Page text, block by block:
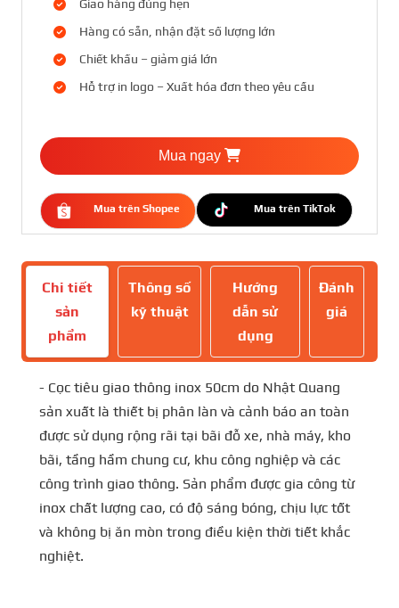
Giao hàng đúng hẹn
Hàng có sẵn, nhận đặt số lượng lớn
Chiết khấu – giảm giá lớn
Hỗ trợ in logo – Xuất hóa đơn theo yêu cầu
Mua ngay
Mua trên Shopee Mua trên TikTok
Chi tiết
sản
phẩm
Thông số
kỹ thuật
Hướng
dẫn sử
dụng
Đánh
giá
- Cọc tiêu giao thông inox 50cm do Nhật Quang
sản xuất là thiết bị phân làn và cảnh báo an toàn
được sử dụng rộng rãi tại bãi đỗ xe, nhà máy, kho
bãi, tầng hầm chung cư, khu công nghiệp và các
công trình giao thông. Sản phẩm được gia công từ
inox chất lượng cao, có độ sáng bóng, chịu lực tốt
và không bị ăn mòn trong điều kiện thời tiết khắc
nghiệt.